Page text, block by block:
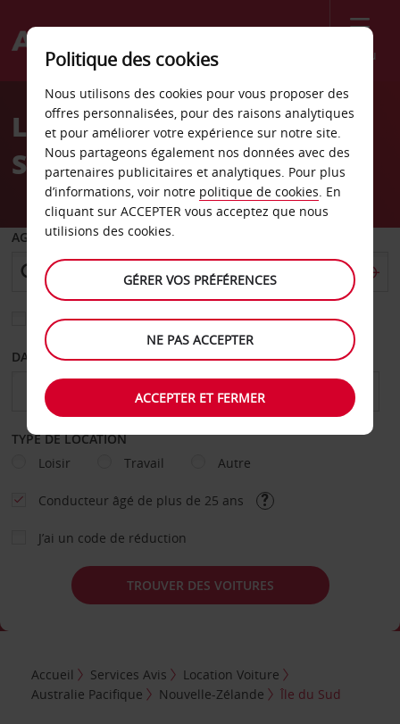
Menu
Welcome
AvisLocation de voiture Île du
Sud
AGENCE DE DÉPART
Sélectionnez une autre agence de retour
DATE DE DÉPART DATE DE RETOUR
TYPE DE LOCATION
Loisir
Travail Autre
Conducteur âgé de plus de 25 ans
J’ai un code de réduction
TROUVER DES VOITURES
Accueil Services Avis
Location Voiture
Australie Pacifique
Nouvelle-Zélande Île du Sud
Politique des cookies
Nous utilisons des cookies pour vous proposer des
offres personnalisées, pour des raisons analytiques
et pour améliorer votre expérience sur notre site.
Nous partageons également nos données avec des
partenaires publicitaires et analytiques. Pour plus
d’informations, voir notre politique de cookies. En
cliquant sur ACCEPTER vous acceptez que nous
utilisions des cookies.
GÉRER VOS PRÉFÉRENCES
NE PAS ACCEPTER
ACCEPTER ET FERMER